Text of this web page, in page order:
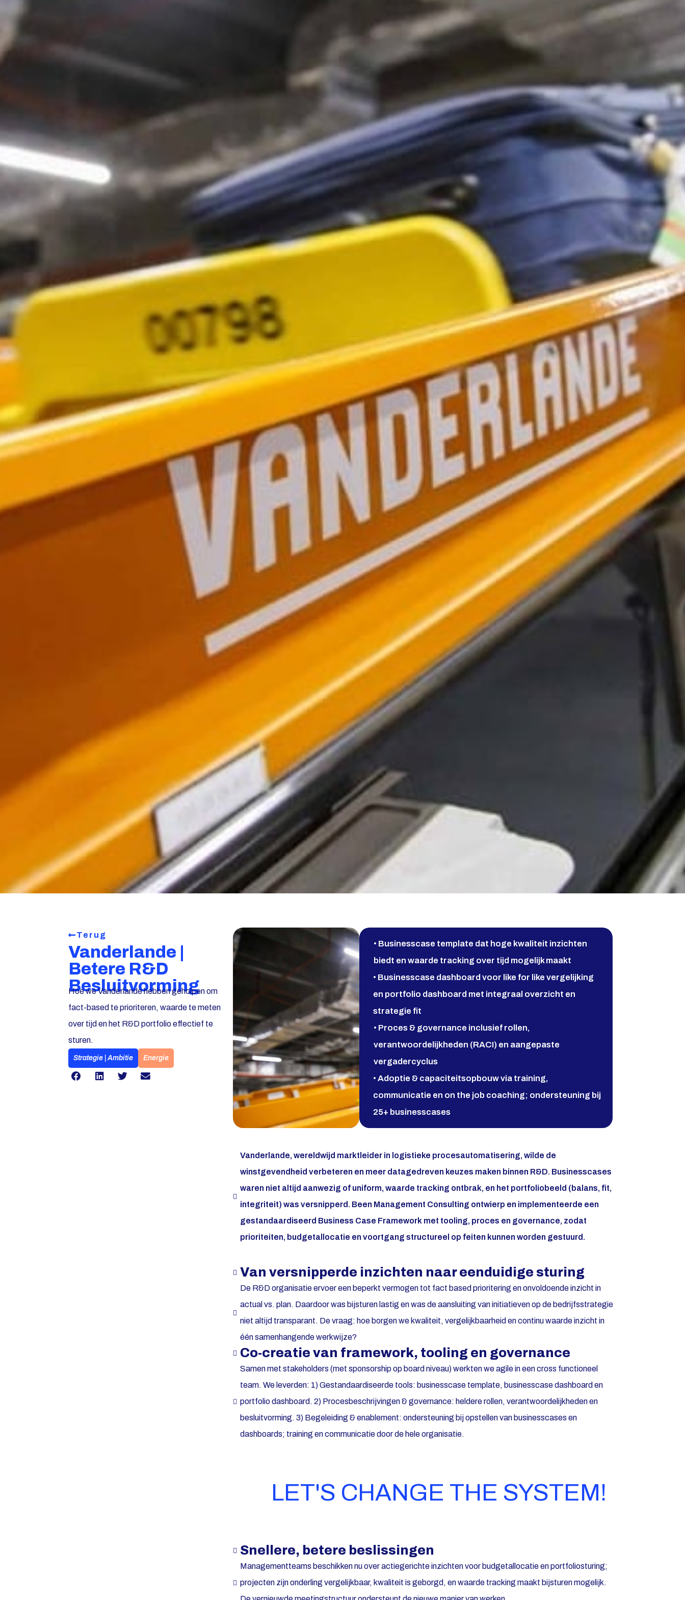
Terug
Vanderlande |
Betere R&D
Besluitvorming
Hoe we Vanderlande hebben geholpen om
fact-based te prioriteren, waarde te meten
over tijd en het R&D portfolio effectief te
sturen.
Strategie | Ambitie Energie
• Businesscase template dat hoge kwaliteit inzichten
biedt en waarde tracking over tijd mogelijk maakt
• Businesscase dashboard voor like for like vergelijking
en portfolio dashboard met integraal overzicht en
strategie fit
• Proces & governance inclusief rollen,
verantwoordelijkheden (RACI) en aangepaste
vergadercyclus
• Adoptie & capaciteitsopbouw via training,
communicatie en on the job coaching; ondersteuning bij
25+ businesscases
Vanderlande, wereldwijd marktleider in logistieke procesautomatisering, wilde de
winstgevendheid verbeteren en meer datagedreven keuzes maken binnen R&D. Businesscases
waren niet altijd aanwezig of uniform, waarde tracking ontbrak, en het portfoliobeeld (balans, fit,
integriteit) was versnipperd. Been Management Consulting ontwierp en implementeerde een
gestandaardiseerd Business Case Framework met tooling, proces en governance, zodat
prioriteiten, budgetallocatie en voortgang structureel op feiten kunnen worden gestuurd.
Van versnipperde inzichten naar eenduidige sturing
De R&D organisatie ervoer een beperkt vermogen tot fact based prioritering en onvoldoende inzicht in
actual vs. plan. Daardoor was bijsturen lastig en was de aansluiting van initiatieven op de bedrijfsstrategie
niet altijd transparant. De vraag: hoe borgen we kwaliteit, vergelijkbaarheid en continu waarde inzicht in
één samenhangende werkwijze?
Co-creatie van framework, tooling en governance
Samen met stakeholders (met sponsorship op board niveau) werkten we agile in een cross functioneel
team. We leverden: 1) Gestandaardiseerde tools: businesscase template, businesscase dashboard en
portfolio dashboard. 2) Procesbeschrijvingen & governance: heldere rollen, verantwoordelijkheden en
besluitvorming. 3) Begeleiding & enablement: ondersteuning bij opstellen van businesscases en
dashboards; training en communicatie door de hele organisatie.
LET'S CHANGE THE SYSTEM!
Snellere, betere beslissingen
Managementteams beschikken nu over actiegerichte inzichten voor budgetallocatie en portfoliosturing;
projecten zijn onderling vergelijkbaar, kwaliteit is geborgd, en waarde tracking maakt bijsturen mogelijk.